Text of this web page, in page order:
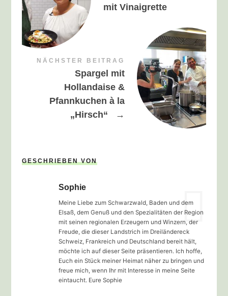
mit Vinaigrette
NÄCHSTER BEITRAG
Spargel mit
Hollandaise &
Pfannkuchen à la
„Hirsch“
→
GESCHRIEBEN VON
Sophie
Meine Liebe zum Schwarzwald, Baden und dem
Elsaß, dem Genuß und den Spezialitäten der Region
mit seinen regionalen Erzeugern und Winzern, der
Freude, die dieser Landstrich im Dreiländereck
Schweiz, Frankreich und Deutschland bereit hält,
möchte ich auf dieser Seite präsentieren. Ich hoffe,
Euch ein Stück meiner Heimat näher zu bringen und
freue mich, wenn Ihr mit Interesse in meine Seite
eintaucht. Eure Sophie